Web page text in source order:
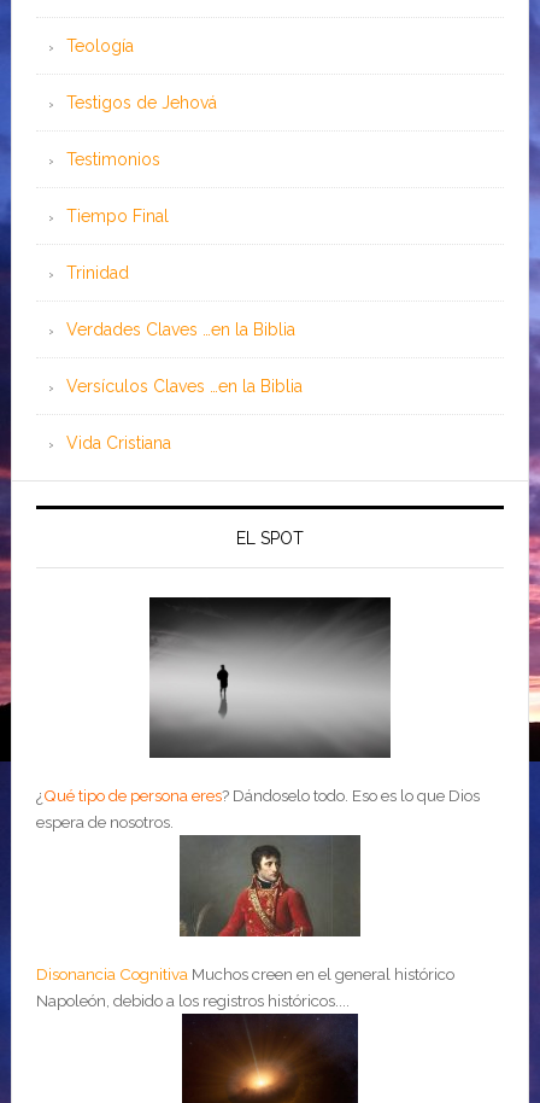
Teología
Testigos de Jehová
Testimonios
Tiempo Final
Trinidad
Verdades Claves …en la Biblia
Versículos Claves …en la Biblia
Vida Cristiana
EL SPOT
¿Qué tipo de persona eres? Dándoselo todo. Eso es lo que Dios
espera de nosotros.
Disonancia Cognitiva Muchos creen en el general histórico
Napoleón, debido a los registros históricos....